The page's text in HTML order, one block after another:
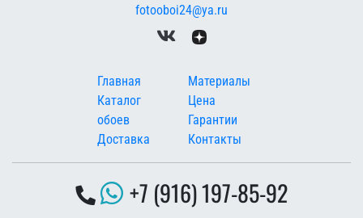
fotooboi24@ya.ru
Меню в подвале
Главная
Каталог
обоев
Доставка
Материалы
Цена
Гарантии
Контакты
+7 (916) 197-85-92